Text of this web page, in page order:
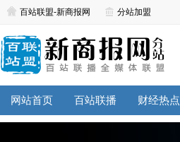
百站联盟-新商报网 分站加盟
网站首页 百站联播 财经热点